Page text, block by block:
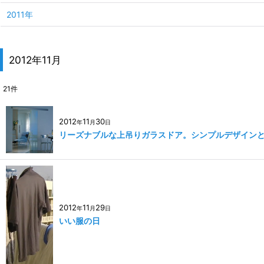
2012年11月
21件
2012年11 月 30日
リーズナブルな上吊りガラスドア。シンプルデザイン
2012年11 月 29日
いい服の日
2011年